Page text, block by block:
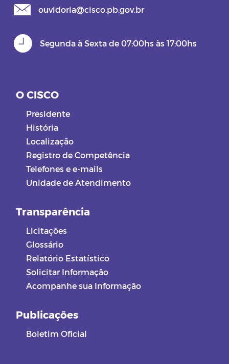
ouvidoria@cisco.pb.gov.br
Segunda à Sexta de 07:00hs às 17:00hs
O CISCO
Presidente
História
Localização
Registro de Competência
Telefones e e-mails
Unidade de Atendimento
Transparência
Licitações
Glossário
Relatório Estatístico
Solicitar Informação
Acompanhe sua Informação
Publicações
Boletim Oficial